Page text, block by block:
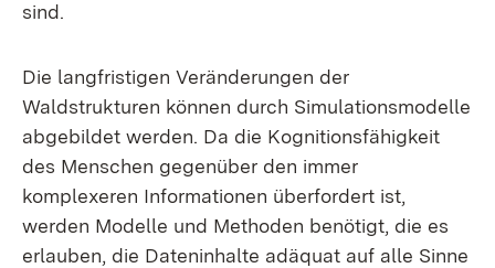
sind.
Die langfristigen Veränderungen der
Waldstrukturen können durch Simulationsmodelle
abgebildet werden. Da die Kognitionsfähigkeit
des Menschen gegenüber den immer
komplexeren Informationen überfordert ist,
werden Modelle und Methoden benötigt, die es
erlauben, die Dateninhalte adäquat auf alle Sinne